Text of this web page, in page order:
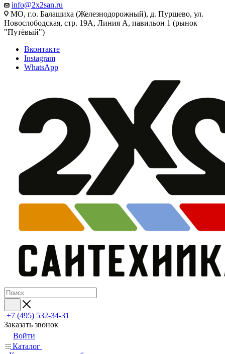
info@2x2san.ru
МО, г.о. Балашиха (Железнодорожный), д. Пуршево, ул.
Новослободская, стр. 19А, Линия А, павильон 1 (рынок
"Путёвый")
Вконтакте
Instagram
WhatsApp
+7 (495) 532‑34‑31
Заказать звонок
Войти
Каталог